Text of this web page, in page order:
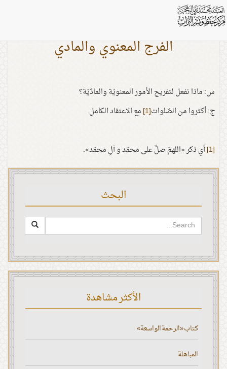
الفرج المعنوي والمادي
س: ماذا نفعل لتفريج الأمور المعنويّة والمادّيّة؟
ج: أكثروا من الصّلوات[1] مع الاعتقاد الكامل.
[1] أي ذكر «اللهمّ صلِّ على محمّد و آلِ محمّد».
البحث
الأكثر مشاهدة
كتاب «الرحمة الواسعة»
المباهلة